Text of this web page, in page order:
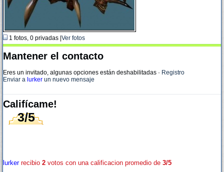
1 fotos, 0 privadas | Ver fotos
Mantener el contacto
Eres un invitado, algunas opciones están deshabilitadas · Registro
Enviar a lurker un nuevo mensaje
Califícame!
3/5
lurkerrecibio 2 votos con una calificacion promedio de 3/5